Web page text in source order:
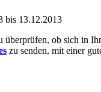
bis 13.12.2013
überprüfen, ob sich in
zu senden, mit einer